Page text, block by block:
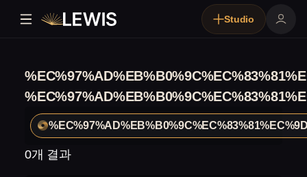
Studio
0개 결과